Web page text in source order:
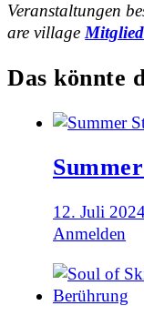
Veranstaltungen
are village
Das könnte
12. Juli
Anmelden